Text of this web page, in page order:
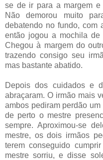
se de ir para a margem e
Não demorou muito
debatendo no fundo, com
então jogou a mochila
Chegou à margem do
trazendo consigo seu
mas bastante abatido.
Depois dos cuidados e
abraçaram. O irmão mais
ambos pediram perdão
de perto o mestre
sempre. Aproximou-se
mestre, os dois irmãos
terem conseguido
mestre sorriu, e disse